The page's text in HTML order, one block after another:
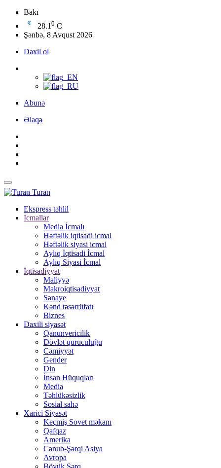
Bakı
28.1 0 C
Şənbə, 8 Avqust 2026
Daxil ol
Abunə
Əlaqə
Turan
Ekspress təhlil
İcmallar
Media İcmalı
Həftəlik iqtisadi icmal
Həftəlik siyasi icmal
Aylıq İqtisadi İcmal
Aylıq Siyasi İcmal
İqtisadiyyat
Maliyyə
Makroiqtisadiyyat
Sənaye
Kənd təsərrüfatı
Biznes
Daxili siyasət
Qanunvericilik
Dövlət quruculuğu
Cəmiyyət
Gender
Din
İnsan Hüquqları
Media
Təhlükəsizlik
Sosial sahə
Xarici Siyasət
Keçmiş Sovet məkanı
Qafqaz
Amerika
Cənub-Şərqi Asiya
Avropa
Böyük Şərq